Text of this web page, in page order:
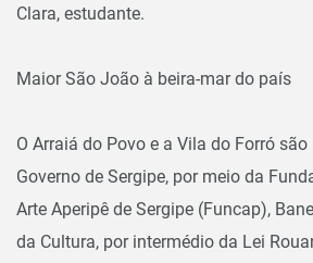
Clara, estudante.
Maior São João à beira-mar do país
O Arraiá do Povo e a Vila do Forró
Governo de Sergipe, por meio da
Arte Aperipê de Sergipe (Funcap),
da Cultura, por intermédio da Lei